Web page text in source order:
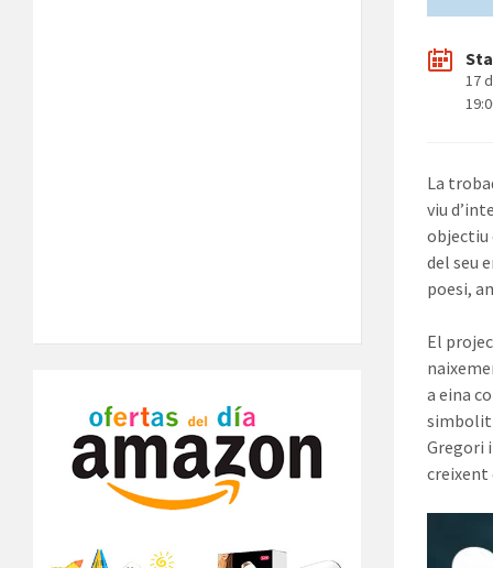
17
La
viu
objectiu
del seu
poesi,
El
a eina
Gregori
creixent